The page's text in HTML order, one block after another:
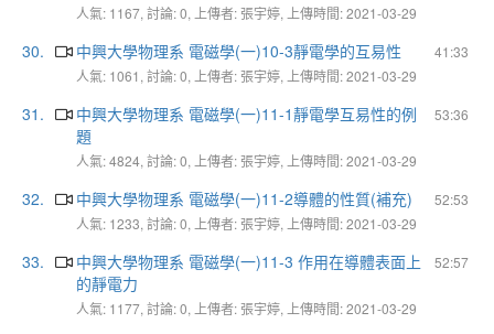
人氣: 1167, 討論: 0, 上傳者: 張宇婷, 上傳時間: 2021-03-29
30. 41:33
中興大學物理系 電磁學(一)10-3靜電學的互易性
人氣: 1061, 討論: 0, 上傳者: 張宇婷, 上傳時間: 2021-03-29
31. 53:36
中興大學物理系 電磁學(一)11-1靜電學互易性的例
題
人氣: 4824, 討論: 0, 上傳者: 張宇婷, 上傳時間: 2021-03-29
32. 52:53
中興大學物理系 電磁學(一)11-2導體的性質(補充)
人氣: 1233, 討論: 0, 上傳者: 張宇婷, 上傳時間: 2021-03-29
33. 52:57
中興大學物理系 電磁學(一)11-3 作用在導體表面上
的靜電力
人氣: 1177, 討論: 0, 上傳者: 張宇婷, 上傳時間: 2021-03-29